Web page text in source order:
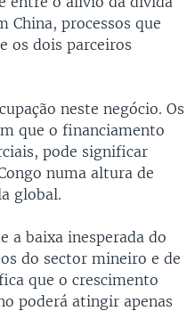
China, processos que
os dois parceiros
neste negócio. Os
que o financiamento
pode significar
numa altura de
global.
a baixa inesperada do
do sector mineiro e de
que o crescimento
poderá atingir apenas